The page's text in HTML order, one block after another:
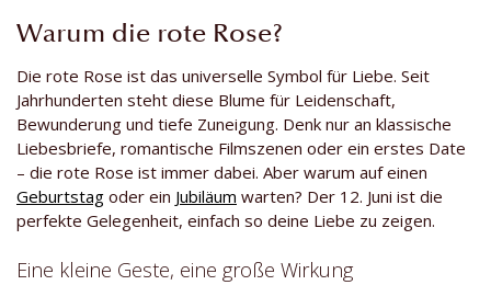
Warum die rote Rose?
Die rote Rose ist das universelle Symbol für Liebe. Seit
Jahrhunderten steht diese Blume für Leidenschaft,
Bewunderung und tiefe Zuneigung. Denk nur an klassische
Liebesbriefe, romantische Filmszenen oder ein erstes Date
– die rote Rose ist immer dabei. Aber warum auf einen
Geburtstag oder ein Jubiläum warten? Der 12. Juni ist die
perfekte Gelegenheit, einfach so deine Liebe zu zeigen.
Eine kleine Geste, eine große Wirkung